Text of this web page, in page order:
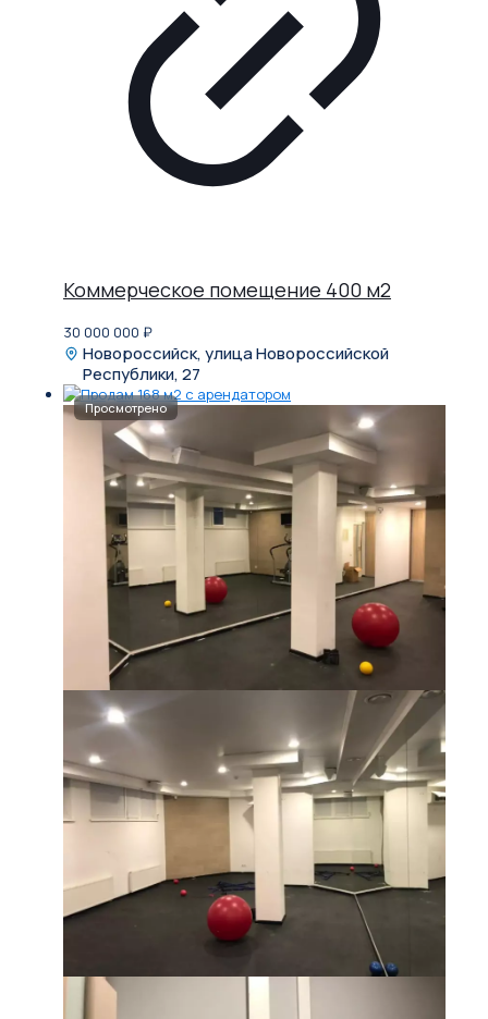
Коммерческое помещение 400 м2
30 000 000 ₽
Новороссийск, улица Новороссийской
Республики, 27